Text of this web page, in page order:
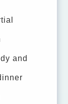
and